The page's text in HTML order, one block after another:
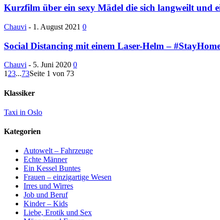
Kurzfilm über ein sexy Mädel die sich langweilt und
Chauvi - 1. August 2021 0
Social Distancing mit einem Laser-Helm –
Chauvi - 5. Juni 2020 0
1 23...73Seite 1 von 73
Klassiker
Taxi in Oslo
Kategorien
Autowelt – Fahrzeuge
Echte Männer
Ein Kessel Buntes
Frauen – einzigartige Wesen
Irres und Wirres
Job und Beruf
Kinder – Kids
Liebe, Erotik und Sex